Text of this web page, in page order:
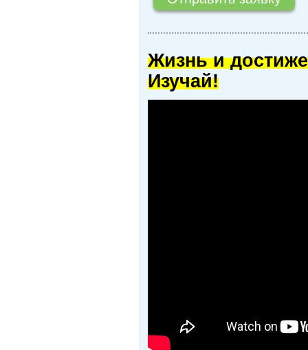
Жизнь и
Изучай!